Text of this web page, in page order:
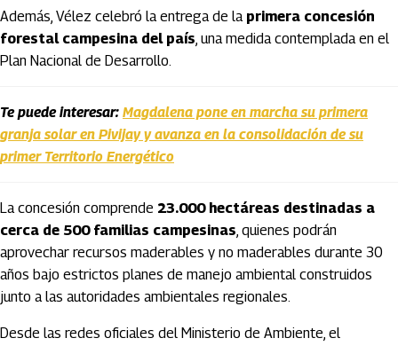
Además, Vélez celebró la entrega de la primera concesión
forestal campesina del país, una medida contemplada en el
Plan Nacional de Desarrollo.
Te puede interesar: Magdalena pone en marcha su primera
granja solar en Pivijay y avanza en la consolidación de su
primer Territorio Energético
La concesión comprende 23.000 hectáreas destinadas a
cerca de 500 familias campesinas, quienes podrán
aprovechar recursos maderables y no maderables durante 30
años bajo estrictos planes de manejo ambiental construidos
junto a las autoridades ambientales regionales.
Desde las redes oficiales del Ministerio de Ambiente, el